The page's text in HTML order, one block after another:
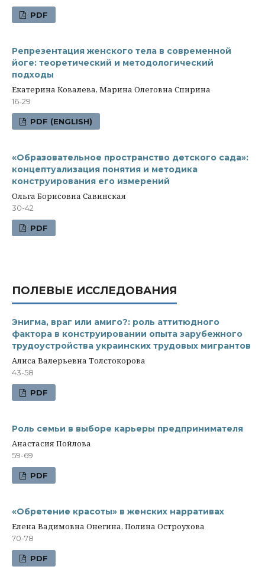
PDF
Репрезентация женского тела в современной
йоге: теоретический и методологический
подходы
Екатерина Ковалева, Марина Олеговна Спирина
16-29
PDF (ENGLISH)
«Образовательное пространство детского сада»:
концептуализация понятия и методика
конструирования его измерений
Ольга Борисовна Савинская
30-42
PDF
ПОЛЕВЫЕ ИССЛЕДОВАНИЯ
Энигма, враг или амиго?: роль аттитюдного
фактора в конструировании опыта зарубежного
трудоустройства украинских трудовых мигрантов
Алиса Валерьевна Толстокорова
43-58
PDF
Роль семьи в выборе карьеры предпринимателя
Анастасия Пойлова
59-69
PDF
«Обретение красоты» в женских нарративах
Елена Вадимовна Онегина, Полина Остроухова
70-78
PDF